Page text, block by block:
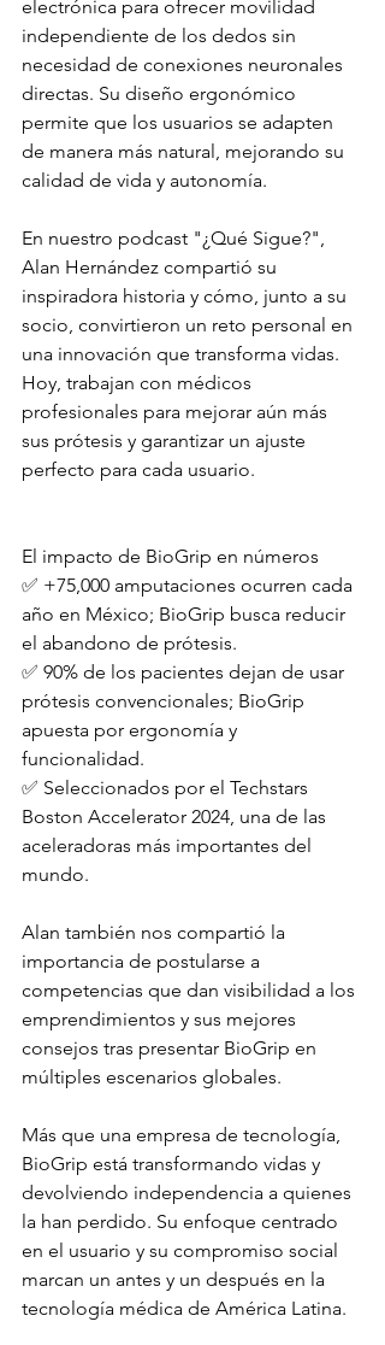
electrónica para ofrecer movilidad
independiente de los dedos sin
necesidad de conexiones neuronales
directas. Su diseño ergonómico
permite que los usuarios se adapten
de manera más natural, mejorando su
calidad de vida y autonomía.
En nuestro podcast "¿Qué Sigue?",
Alan Hernández compartió su
inspiradora historia y cómo, junto a su
socio, convirtieron un reto personal en
una innovación que transforma vidas.
Hoy, trabajan con médicos
profesionales para mejorar aún más
sus prótesis y garantizar un ajuste
perfecto para cada usuario.
El impacto de BioGrip en números
✅ +75,000 amputaciones ocurren cada
año en México; BioGrip busca reducir
el abandono de prótesis.
✅ 90% de los pacientes dejan de usar
prótesis convencionales; BioGrip
apuesta por ergonomía y
funcionalidad.
✅ Seleccionados por el Techstars
Boston Accelerator 2024, una de las
aceleradoras más importantes del
mundo.
Alan también nos compartió la
importancia de postularse a
competencias que dan visibilidad a los
emprendimientos y sus mejores
consejos tras presentar BioGrip en
múltiples escenarios globales.
Más que una empresa de tecnología,
BioGrip está transformando vidas y
devolviendo independencia a quienes
la han perdido. Su enfoque centrado
en el usuario y su compromiso social
marcan un antes y un después en la
tecnología médica de América Latina.